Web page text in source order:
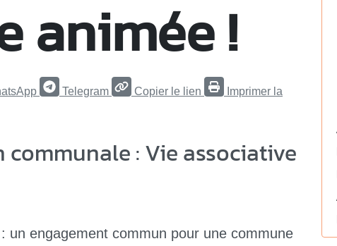
animée !
Telegram Copier le lien
Imprimer la
: Vie associative
un engagement commun pour une commune